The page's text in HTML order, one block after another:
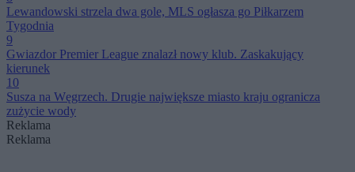
Lewandowski strzela dwa gole, MLS ogłasza go Piłkarzem
Tygodnia
9
Gwiazdor Premier League znalazł nowy klub. Zaskakujący
kierunek
10
Susza na Węgrzech. Drugie największe miasto kraju ogranicza
zużycie wody
Reklama
Reklama